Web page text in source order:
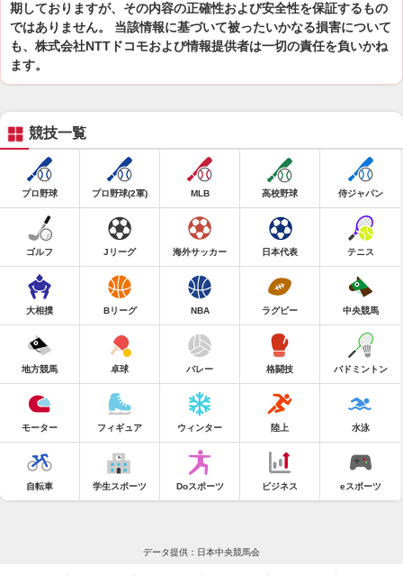
期しておりますが、その内容の正確性および安全性を保証するもの
ではありません。 当該情報に基づいて被ったいかなる損害について
も、株式会社NTTドコモおよび情報提供者は一切の責任を負いかね
ます。
競技一覧
プロ野球 プロ野球(2軍) MLB 高校野球 侍ジャパン
ゴルフ Jリーグ 海外サッカー 日本代表 テニス
大相撲 Bリーグ NBA ラグビー 中央競馬
地方競馬 卓球 バレー 格闘技 バドミントン
モーター フィギュア ウィンター 陸上 水泳
自転車 学生スポーツ Doスポーツ ビジネス eスポーツ
データ提供：日本中央競馬会